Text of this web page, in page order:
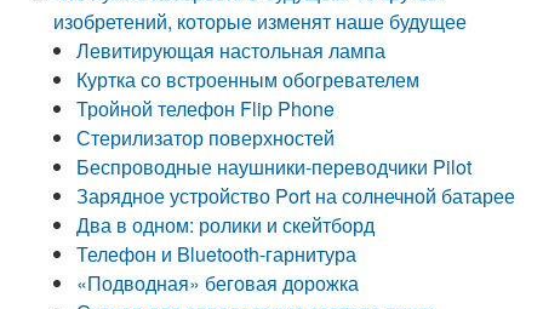
изобретений, которые изменят наше будущее
Левитирующая настольная лампа
Куртка со встроенным обогревателем
Тройной телефон Flip Phone
Стерилизатор поверхностей
Беспроводные наушники-переводчики Pilot
Зарядное устройство Port на солнечной батарее
Два в одном: ролики и скейтборд
Телефон и Bluetooth-гарнитура
«Подводная» беговая дорожка